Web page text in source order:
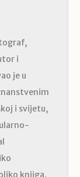
i
je u
i svijetu,
knjiga.